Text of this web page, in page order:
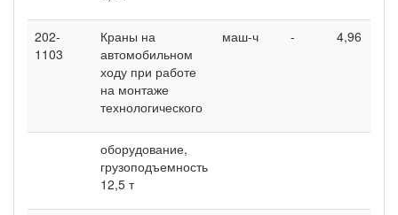
202-
1103
Краны на
автомобильном
ходу при работе
на монтаже
технологического
маш-ч - 4,96
оборудование,
грузоподъемность
12,5 т